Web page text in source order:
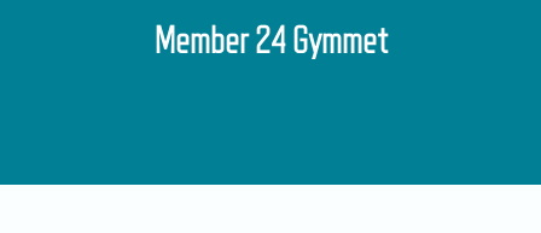
Member 24 Gymmet